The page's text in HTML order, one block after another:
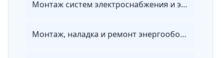
Монтаж систем электроснабжения и электрооборудования объектов
Монтаж, наладка и ремонт энергооборудования